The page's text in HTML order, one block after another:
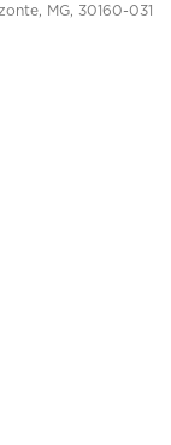
MG, 30160-031